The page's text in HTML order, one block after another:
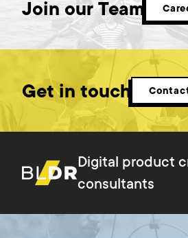
Join our Team
Get in touch
Digital product
consultants